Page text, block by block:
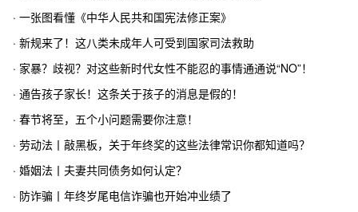
· 一张图看懂《中华人民共和国宪法修正案》
· 新规来了！这八类未成年人可受到国家司法救助
· 家暴？歧视？对这些新时代女性不能忍的事情通通说“NO”！
· 通告孩子家长！这条关于孩子的消息是假的！
· 春节将至，五个小问题需要你注意！
· 劳动法丨敲黑板，关于年终奖的这些法律常识你都知道吗？
· 婚姻法丨夫妻共同债务如何认定？
· 防诈骗丨年终岁尾电信诈骗也开始冲业绩了